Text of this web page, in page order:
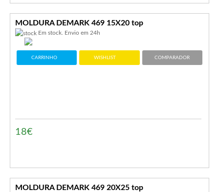
MOLDURA DEMARK 469 15X20 top
Em stock. Envio em 24h
CARRINHO WISHLIST COMPARADOR
18€
MOLDURA DEMARK 469 20X25 top